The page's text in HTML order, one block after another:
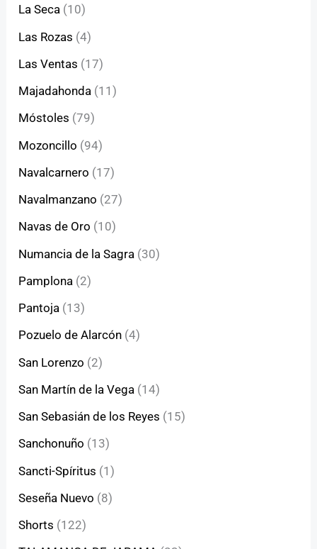
La Seca (10)
Las Rozas (4)
Las Ventas (17)
Majadahonda (11)
Móstoles (79)
Mozoncillo (94)
Navalcarnero (17)
Navalmanzano (27)
Navas de Oro (10)
Numancia de la Sagra (30)
Pamplona (2)
Pantoja (13)
Pozuelo de Alarcón (4)
San Lorenzo (2)
San Martín de la Vega (14)
San Sebasián de los Reyes (15)
Sanchonuño (13)
Sancti-Spíritus (1)
Seseña Nuevo (8)
Shorts (122)